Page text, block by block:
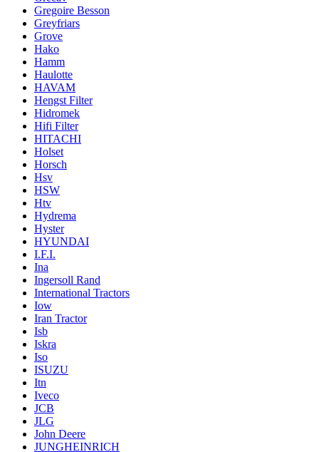
Gregoire Besson
Greyfriars
Grove
Hako
Hamm
Haulotte
HAVAM
Hengst Filter
Hidromek
Hifi Filter
HITACHI
Holset
Horsch
Hsv
HSW
Htv
Hydrema
Hyster
HYUNDAI
I.F.I.
Ina
Ingersoll Rand
International Tractors
Iow
Iran Tractor
Isb
Iskra
Iso
ISUZU
Itn
Iveco
JCB
JLG
John Deere
JUNGHEINRICH